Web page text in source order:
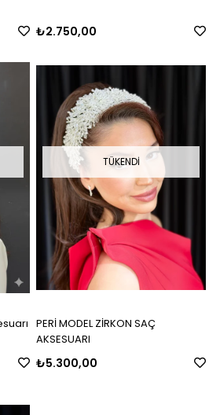
₺2.750,00
TÜKENDI
PERİ MODEL ZİRKON SAÇ
AKSESUARI
₺5.300,00